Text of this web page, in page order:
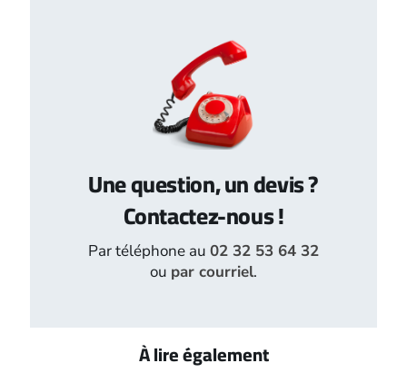
Une question, un devis ?
Contactez-nous !
Par téléphone au 02 32 53 64 32
ou par courriel.
À lire également